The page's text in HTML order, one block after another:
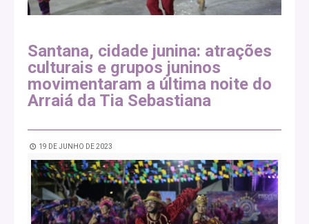
Santana, cidade junina: atrações
culturais e grupos juninos
movimentaram a última noite do
Arraiá da Tia Sebastiana
19 DE JUNHO DE 2023